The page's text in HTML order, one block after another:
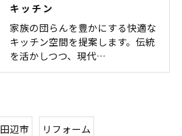
キッチン
家族の団らんを豊かにする快適な
キッチン空間を提案します。伝統
を活かしつつ、現代…
田辺市 リフォーム